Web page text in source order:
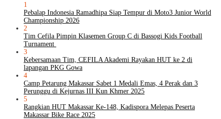
1
Pebalap Indonesia Ramadhipa Siap Tempur di Moto3 Junior World
Championship 2026
2
Tim Cefila Pimpin Klasemen Group C di Bassogi Kids Football
Turnament
3
Kebersamaan Tim, CEFILA Akademi Rayakan HUT ke 2 di
lapangan PKG Gowa
4
Camp Petarung Makassar Sabet 1 Medali Emas, 4 Perak dan 3
Perunggu di Kejurnas III Kun Khmer 2025
5
Rangkian HUT Makassar Ke-148, Kadispora Melepas Peserta
Makassar Bike Race 2025